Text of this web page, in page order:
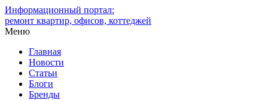
Информационный портал:
ремонт квартир, офисов, коттеджей
Меню
Главная
Новости
Статьи
Блоги
Бренды